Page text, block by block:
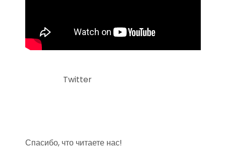
Twitter
Спасибо, что читаете нас!